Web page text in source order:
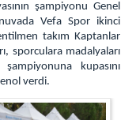
şampiyonu Genel
Vefa Spor ikinci
takım Kaptanlar
sporculara madalyaları
kupasını
verdi.